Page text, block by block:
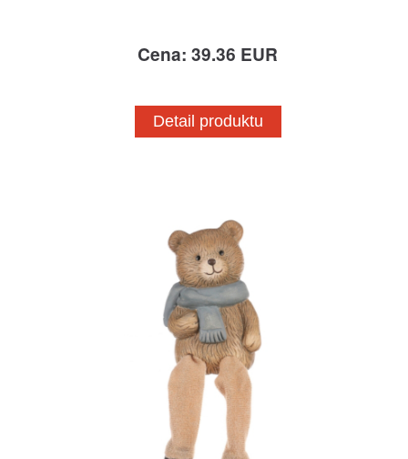
Cena: 39.36 EUR
Detail produktu